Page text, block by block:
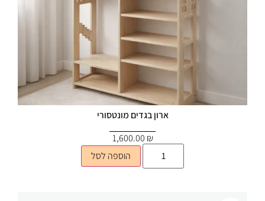
ארון בגדים מונטסורי
₪
הוספה לסל